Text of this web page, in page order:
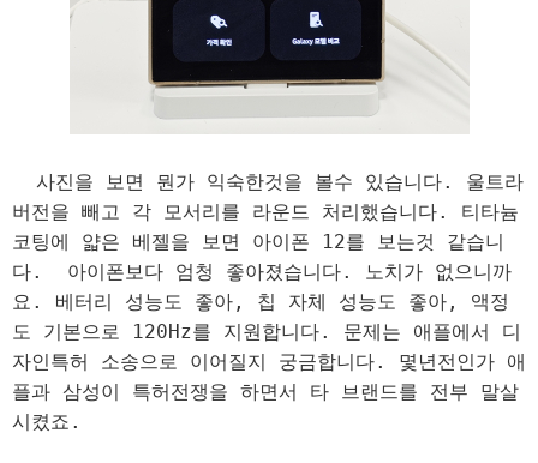
사진을 보면 뭔가 익숙한것을 볼수 있습니다. 울트라
버전을 빼고 각 모서리를 라운드 처리했습니다. 티타늄
코팅에 얇은 베젤을 보면 아이폰 12를 보는것 같습니
다. 아이폰보다 엄청 좋아졌습니다. 노치가 없으니까
요. 베터리 성능도 좋아, 칩 자체 성능도 좋아, 액정
도 기본으로 120Hz를 지원합니다. 문제는 애플에서 디
자인특허 소송으로 이어질지 궁금합니다. 몇년전인가 애
플과 삼성이 특허전쟁을 하면서 타 브랜드를 전부 말살
시켰죠.